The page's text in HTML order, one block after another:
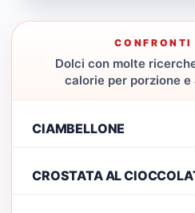
Dolci con molte
calorie per porzione
CIAMBELLONE
CROSTATA AL